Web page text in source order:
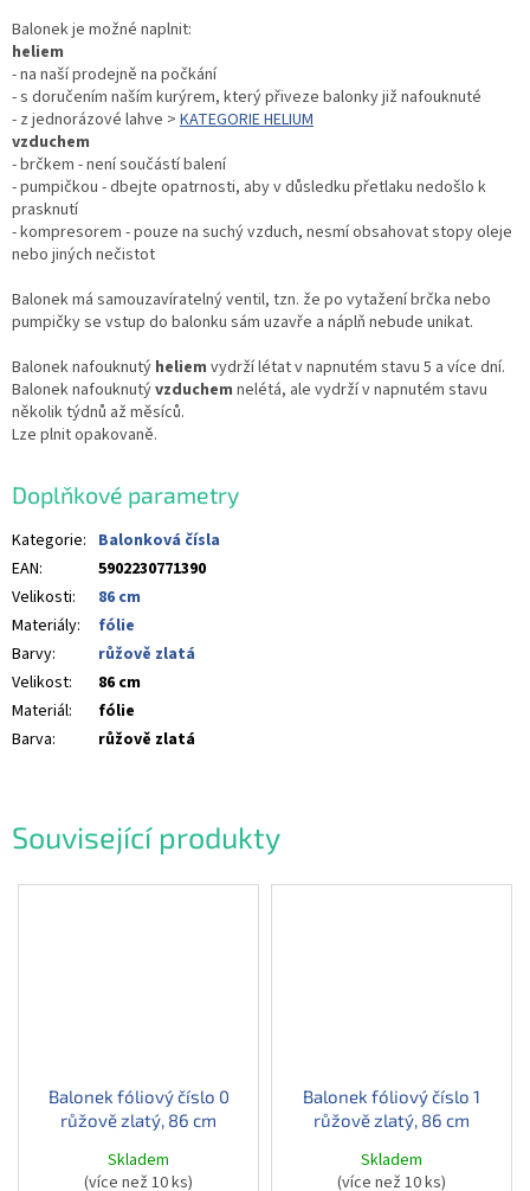
Související produkty
Balonek fóliový číslo 0
růžově zlatý, 86 cm
Skladem
(více než 10 ks)
Balonek fóliový číslo 1
růžově zlatý, 86 cm
Skladem
(více než 10 ks)
Balonek je možné naplnit:
heliem
- na naší prodejně na počkání
- s doručením naším kurýrem, který přiveze balonky již nafouknuté
- z jednorázové lahve > KATEGORIE HELIUM
vzduchem
- brčkem - není součástí balení
- pumpičkou - dbejte opatrnosti, aby v důsledku přetlaku nedošlo k
prasknutí
- kompresorem - pouze na suchý vzduch, nesmí obsahovat stopy oleje
nebo jiných nečistot
Balonek má samouzavíratelný ventil, tzn. že po vytažení brčka nebo
pumpičky se vstup do balonku sám uzavře a náplň nebude unikat.
Balonek nafouknutý heliem vydrží létat v napnutém stavu 5 a více dní.
Balonek nafouknutývzduchem nelétá, ale vydrží v napnutém stavu
několik týdnů až měsíců.
Lze plnit opakovaně.
Doplňkové parametry
Kategorie: Balonková čísla
EAN:
5902230771390
Velikosti:
86 cm
Materiály:
fólie
Barvy:
růžově zlatá
Velikost:
86 cm
Materiál:
fólie
Barva: růžově zlatá